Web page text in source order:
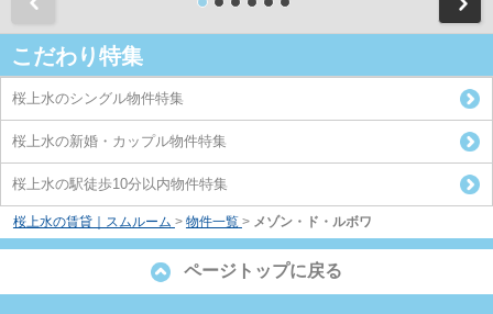
こだわり特集
桜上水のシングル物件特集
桜上水の新婚・カップル物件特集
桜上水の駅徒歩10分以内物件特集
桜上水の賃貸｜スムルーム > 物件一覧 > メゾン・ド・ルボワ
ページトップに戻る